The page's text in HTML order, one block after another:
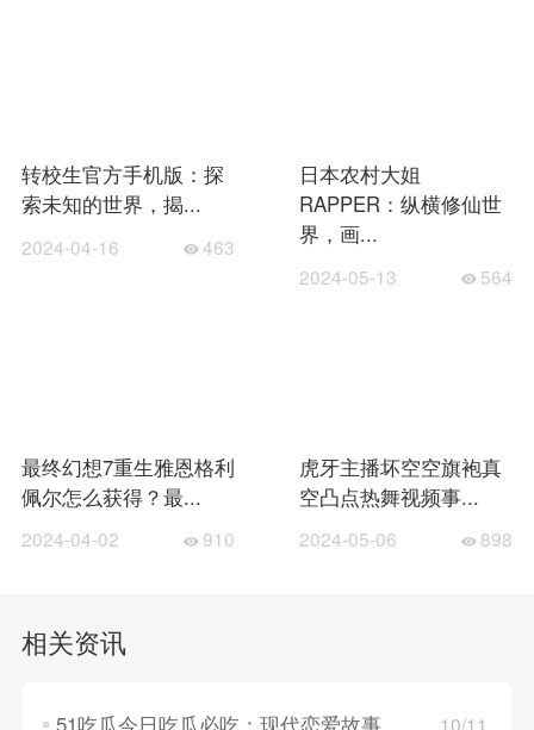
转校生官方手机版：探
索未知的世界，揭...
2024-04-16 463
日本农村大姐
RAPPER：纵横修仙世
界，画...
2024-05-13 564
最终幻想7重生雅恩格利
佩尔怎么获得？最...
2024-04-02 910
虎牙主播坏空空旗袍真
空凸点热舞视频事...
2024-05-06 898
相关资讯
51吃瓜今日吃瓜必吃：现代恋爱故事，探索年轻人的情感世界！ 10/11